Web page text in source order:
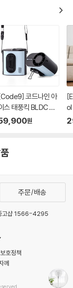
코드나인 아
스 태풍킥 BLDC 선
기 M376 (스트랩
원
ol
주문/배송
고샵 1566-4295
호정책
께